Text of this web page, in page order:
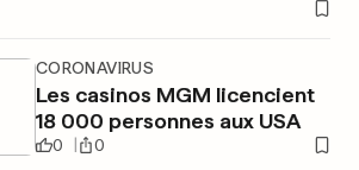
CORONAVIRUS
Les casinos MGM licencient
18 000 personnes aux USA
0 0